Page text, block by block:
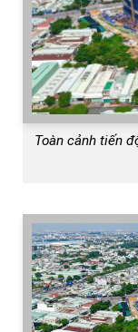
Toàn cảnh tiến